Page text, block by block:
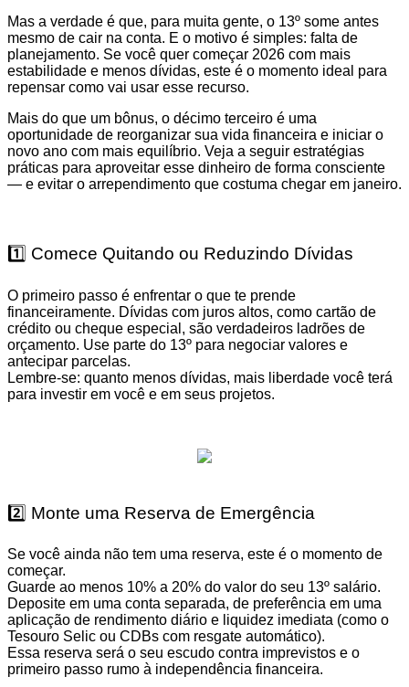
Mas a verdade é que, para muita gente, o 13º some antes
mesmo de cair na conta. E o motivo é simples: falta de
planejamento. Se você quer começar 2026 com mais
estabilidade e menos dívidas, este é o momento ideal para
repensar como vai usar esse recurso.
Mais do que um bônus, o décimo terceiro é uma
oportunidade de reorganizar sua vida financeira e iniciar o
novo ano com mais equilíbrio. Veja a seguir estratégias
práticas para aproveitar esse dinheiro de forma consciente
— e evitar o arrependimento que costuma chegar em janeiro.
1️⃣ Comece Quitando ou Reduzindo Dívidas
O primeiro passo é enfrentar o que te prende
financeiramente. Dívidas com juros altos, como cartão de
crédito ou cheque especial, são verdadeiros ladrões de
orçamento. Use parte do 13º para negociar valores e
antecipar parcelas.
Lembre-se: quanto menos dívidas, mais liberdade você terá
para investir em você e em seus projetos.
2️⃣ Monte uma Reserva de Emergência
Se você ainda não tem uma reserva, este é o momento de
começar.
Guarde ao menos 10% a 20% do valor do seu 13º salário.
Deposite em uma conta separada, de preferência em uma
aplicação de rendimento diário e liquidez imediata (como o
Tesouro Selic ou CDBs com resgate automático).
Essa reserva será o seu escudo contra imprevistos e o
primeiro passo rumo à independência financeira.